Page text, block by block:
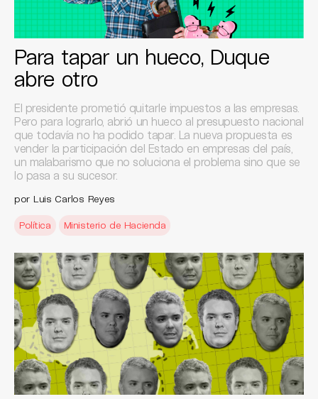
Para tapar un hueco, Duque
abre otro
El presidente prometió quitarle impuestos a las empresas.
Pero para lograrlo, abrió un hueco al presupuesto nacional
que todavía no ha podido tapar. La nueva propuesta es
vender la participación del Estado en empresas del país,
un malabarismo que no soluciona el problema sino que se
lo pasa a su sucesor.
por Luis Carlos Reyes
Política Ministerio de Hacienda